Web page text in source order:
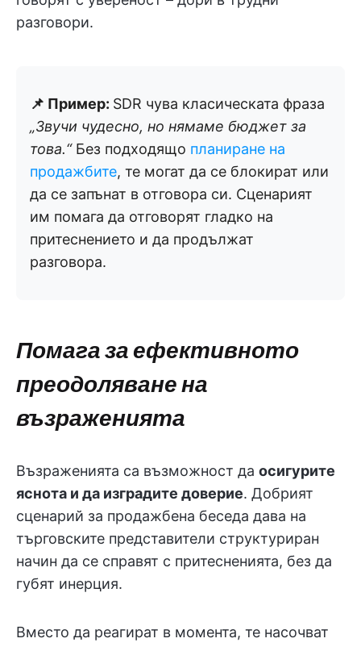
разговори.
📌 Пример: SDR чува класическата фраза
„Звучи чудесно, но нямаме бюджет за
това.“ Без подходящо планиране на
продажбите, те могат да се блокират или
да се запънат в отговора си. Сценарият
им помага да отговорят гладко на
притеснението и да продължат
разговора.
Помага за ефективното
преодоляване на
възраженията
Възраженията са възможност да осигурите
яснота и да изградите доверие. Добрият
сценарий за продажбена беседа дава на
търговските представители структуриран
начин да се справят с притесненията, без да
губят инерция.
Вместо да реагират в момента, те насочват